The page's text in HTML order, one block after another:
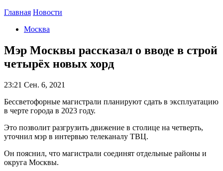
Главная Новости
Москва
Мэр Москвы рассказал о вводе в строй
четырёх новых хорд
23:21 Сен. 6, 2021
Бессветофорные магистрали планируют сдать в эксплуатацию
в черте города в 2023 году.
Это позволит разгрузить движение в столице на четверть,
уточнил мэр в интервью телеканалу ТВЦ.
Он пояснил, что магистрали соединят отдельные районы и
округа Москвы.